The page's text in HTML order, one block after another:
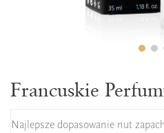
Francuskie
Najlepsze dopasowanie nut